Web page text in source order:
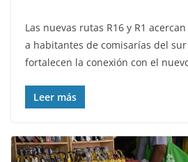
Las nuevas rutas R16 y R1
a habitantes de comisarías del
fortalecen la conexión con el
Leer más